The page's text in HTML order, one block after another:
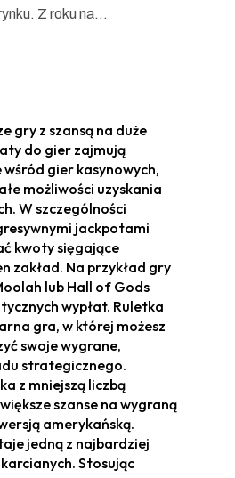
Z roku na...
gry z szansą na duże
do gier zajmują
wśród gier kasynowych,
możliwości uzyskania
W szczególności
jackpotami
kwoty sięgające
zakład. Na przykład gry
lub Hall of Gods
wypłat. Ruletka
gra, w której możesz
swoje wygrane,
strategicznego.
z mniejszą liczbą
szanse na wygraną
amerykańską.
jedną z najbardziej
Stosując